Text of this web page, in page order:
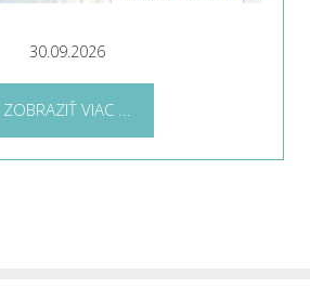
30.09.2026
ZOBRAZIŤ VIAC ...